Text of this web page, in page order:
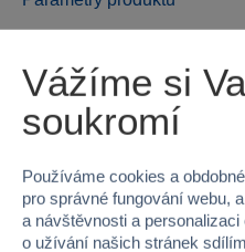
EAN
Kód produktu
Věk od
Vážíme si
soukromí
Používáme cookies a
pro správné fungování webu,
a návštěvnosti a
o užívání našich stránek